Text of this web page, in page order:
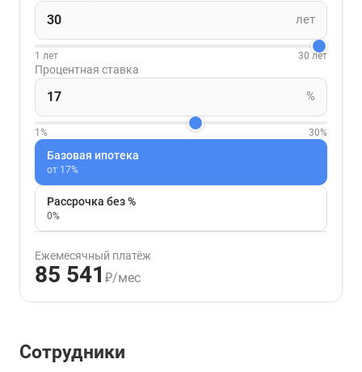
лет
1 лет 30 лет
Процентная ставка
%
1% 30%
Базовая ипотека
от 17%
Рассрочка без %
0%
Ежемесячный платёж
85 541 ₽/мес
Сотрудники